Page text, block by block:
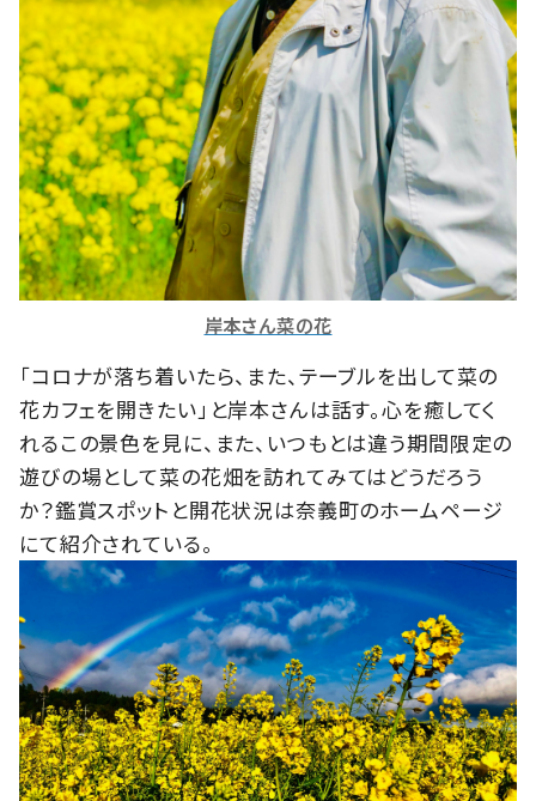
岸本さん菜の花
「コロナが落ち着いたら、また、テーブルを出して菜の
花カフェを開きたい」と岸本さんは話す。心を癒してく
れるこの景色を見に、また、いつもとは違う期間限定の
遊びの場として菜の花畑を訪れてみてはどうだろう
か？鑑賞スポットと開花状況は奈義町のホームページ
にて紹介されている。